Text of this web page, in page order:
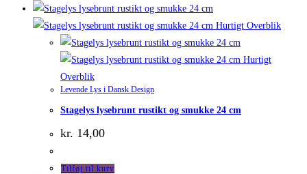
Hurtigt Overblik
Hurtigt
Overblik
Levende Lys i Dansk Design
Stagelys lysebrunt rustikt og smukke 24 cm
kr. 14,00
Tilføj til kurv